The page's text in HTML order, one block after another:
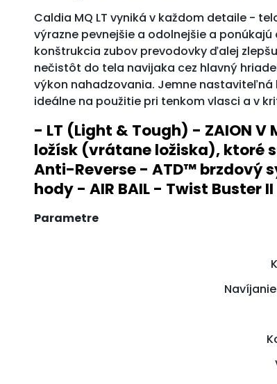
Caldia MQ LT vyniká v každom detaile -
výrazne pevnejšie a odolnejšie a
konštrukcia zubov prevodovky ďalej
nečistôt do tela navijaka cez hlavný
výkon nahadzovania. Jemne
ideálne na použitie pri tenkom vlasci a v
- LT (Light & Tough) - ZAION
ložísk (vrátane ložiska), ktoré sú
Anti-Reverse - ATD™ brzdový
hody - AIR BAIL - Twist
Parametre